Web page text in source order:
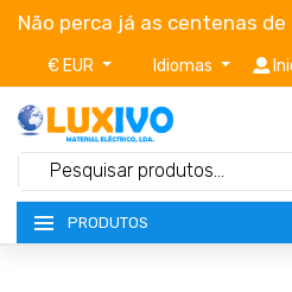
Não perca já as centenas de
€ EUR Idiomas
PRODUTOS